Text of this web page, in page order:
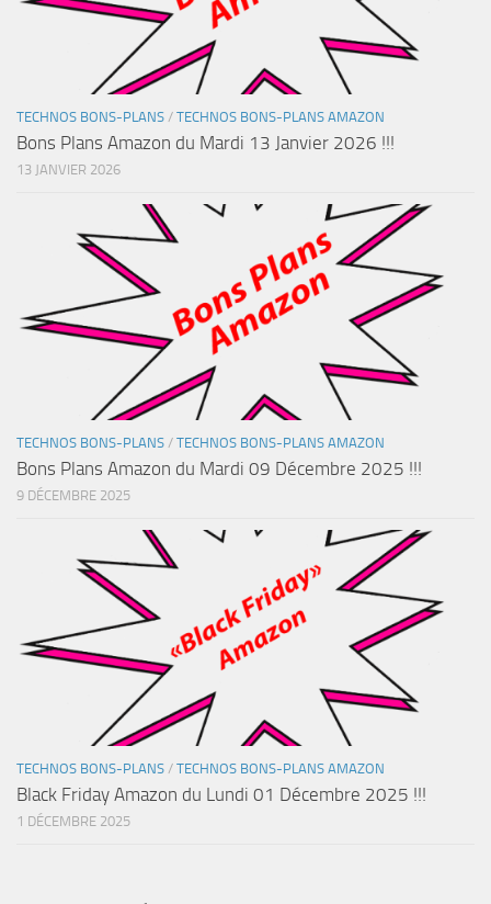
TECHNOS BONS-PLANS / TECHNOS BONS-PLANS AMAZON
Bons Plans Amazon du Mardi 13 Janvier 2026 !!!
13 JANVIER 2026
TECHNOS BONS-PLANS / TECHNOS BONS-PLANS AMAZON
Bons Plans Amazon du Mardi 09 Décembre 2025 !!!
9 DÉCEMBRE 2025
TECHNOS BONS-PLANS / TECHNOS BONS-PLANS AMAZON
Black Friday Amazon du Lundi 01 Décembre 2025 !!!
1 DÉCEMBRE 2025